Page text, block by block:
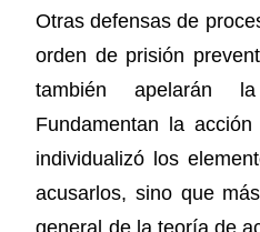
Otras defensas de
orden de prisión
también apelarán
Fundamentan la
individualizó los
acusarlos, sino que